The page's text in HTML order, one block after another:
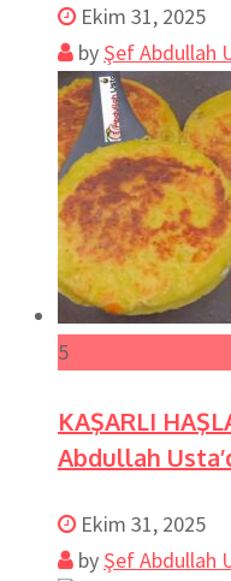
Ekim 31, 2025
by Şef Abdullah
5
KAŞARLI
Abdullah
Ekim 31, 2025
by Şef Abdullah